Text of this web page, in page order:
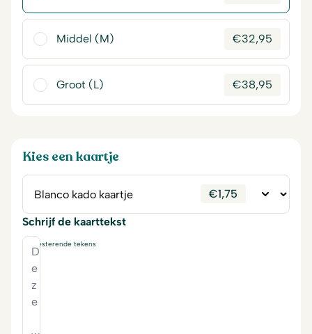
Middel (M) €32,95
Groot (L) €38,95
Kies een kaartje
€1,75
Schrijf de kaarttekst
resterende tekens